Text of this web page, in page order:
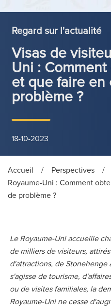
Regard sur l'actualité
Visas de
Uni :
et que faire en
problème ?
18-10-2023
Accueil / Perspectives /
Royaume-Uni : Comment
de problème ?
Le Royaume-Uni accueille
de milliers de visiteurs,
d'attractions, de Stonehenge
s'agisse de tourisme,
ou de visites familiales, la
Royaume-Uni ne cesse